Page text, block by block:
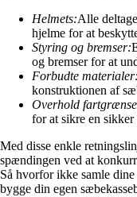
Helmets:Alle
hjelme for at
Styring og bremser:
og bremser for at
Forbudte materialer:
konstruktionen af
Overhold
for at sikre en
Med disse enkle
spændingen ved at
Så hvorfor ikke samle
bygge din egen